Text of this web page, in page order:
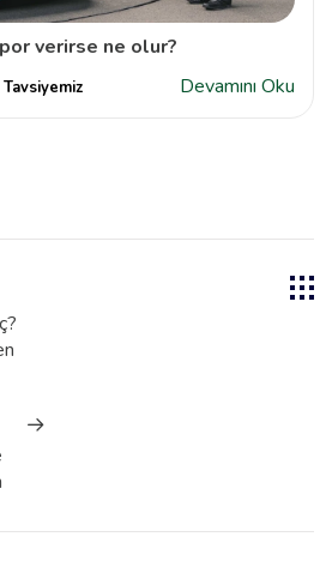
verirse ne olur?
Tavsiyemiz Devamını Oku